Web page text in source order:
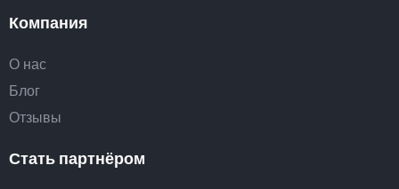
Компания
О нас
Блог
Отзывы
Стать партнёром